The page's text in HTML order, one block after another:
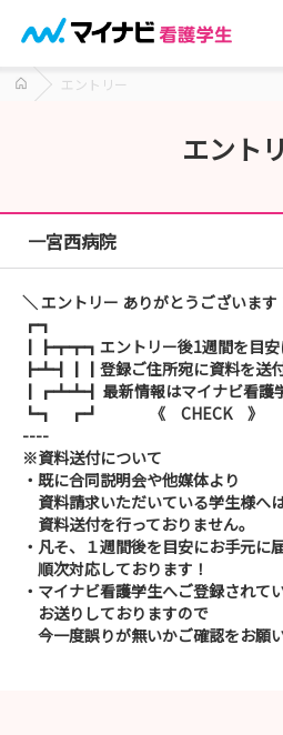
エントリー
エント
一宮西病院
＼ エントリー ありがとうございます
┏┓
┃┣┳┳┓エントリー後1週間を目安
┣┻┫┃┃登録ご住所宛に資料を送付
┃┏┻┻┫ 最新情報はマイナビ看護
┗┓ ┏┛ 《 CHECK 》
----
※資料送付について
・既に合同説明会や他媒体より
資料請求いただいている学生様へ
資料送付を行っておりません。
・凡そ、１週間後を目安にお手元に
順次対応しております！
・マイナビ看護学生へご登録されて
お送りしておりますので
今一度誤りが無いかご確認をお願い